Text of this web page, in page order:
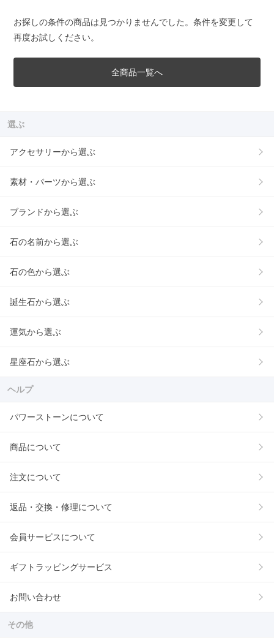
お探しの条件の商品は見つかりませんでした。条件を変更して
再度お試しください。
全商品一覧へ
選ぶ
アクセサリーから選ぶ
素材・パーツから選ぶ
ブランドから選ぶ
石の名前から選ぶ
石の色から選ぶ
誕生石から選ぶ
運気から選ぶ
星座石から選ぶ
ヘルプ
パワーストーンについて
商品について
注文について
返品・交換・修理について
会員サービスについて
ギフトラッピングサービス
お問い合わせ
その他